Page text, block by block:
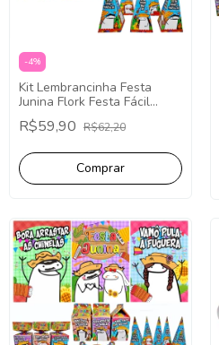
-4%
Kit Lembrancinha Festa
Junina Flork Festa Fácil
Papelaria 40 Caixinhas
R$59,90 R$62,20